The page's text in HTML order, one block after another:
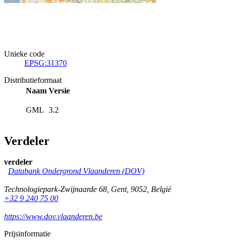
Unieke code
EPSG:31370
Distributieformaat
Naam Versie
GML 3.2
Verdeler
verdeler
Databank Ondergrond Vlaanderen (DOV)
Technologiepark-Zwijnaarde 68, Gent, 9052, België
+32 9 240 75 00
https://www.dov.vlaanderen.be
Prijsinformatie